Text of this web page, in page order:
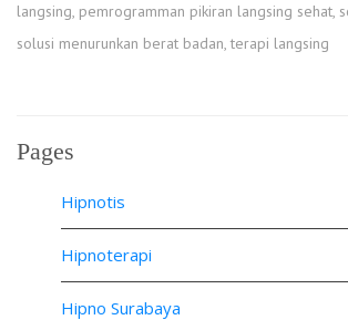
langsing, pemrogramman pikiran langsing sehat,
solusi menurunkan berat badan,terapi langsing
Pages
Hipnotis
Hipnoterapi
Hipno Surabaya